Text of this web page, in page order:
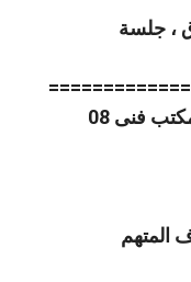
رقم 307 لسنة 27 ق ، جلسة
الطعن رقم 0396 لسنة 27 مكتب فنى 08
المتهم